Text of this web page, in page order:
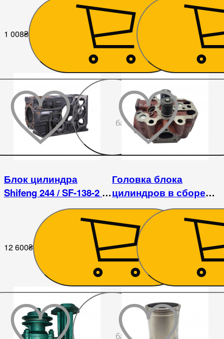
1 008₴ 1 197₴
До
бажаного
Блок цилиндра
Shifeng 244 / SF-138-2 /
12 600₴
Головка блока
цилиндров в сборе
KM138BT
4 284₴
бажаного